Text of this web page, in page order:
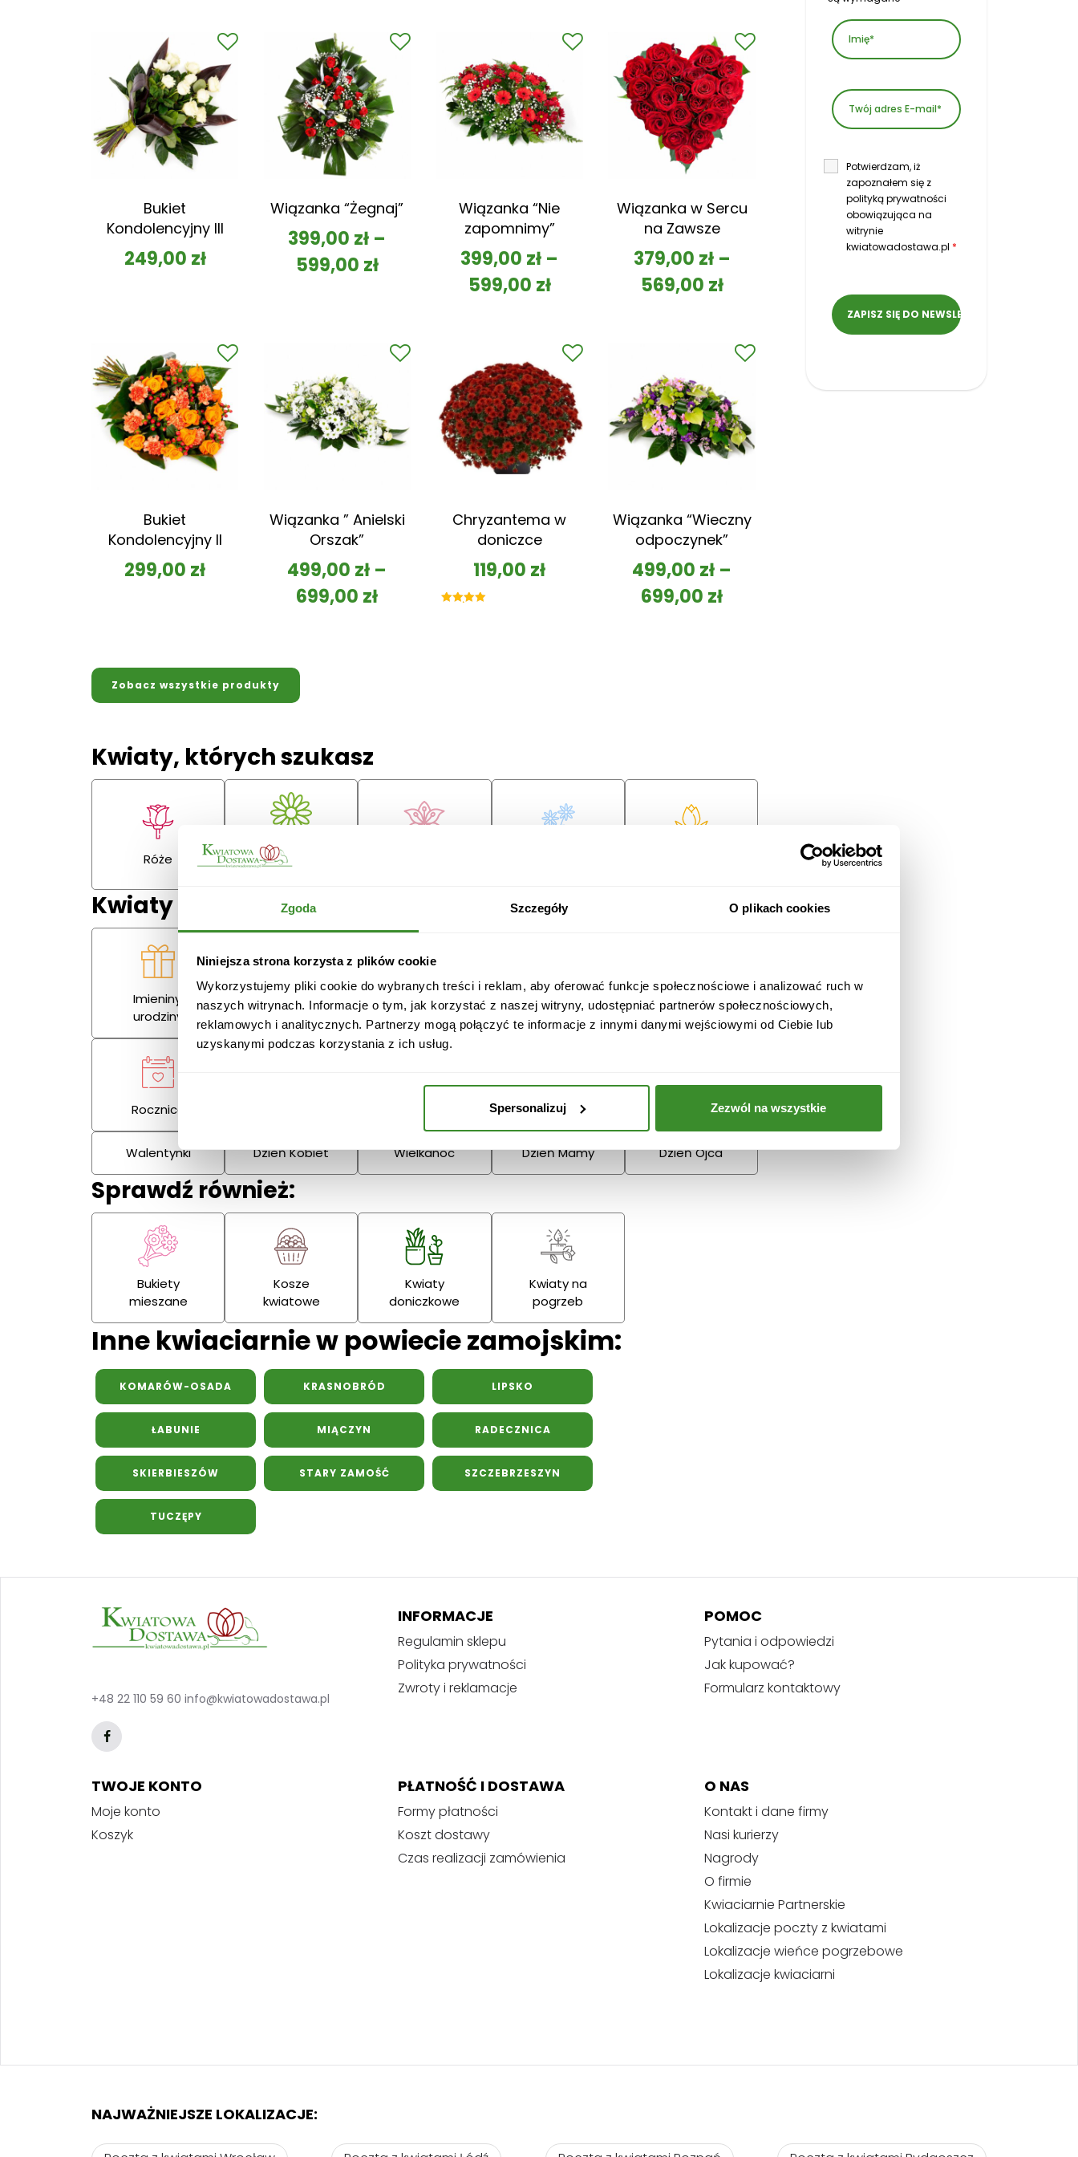
Zgoda Szczegóły O plikach cookies
Niniejsza strona korzysta z plików cookie
Wykorzystujemy pliki cookie do wybranych treści i reklam, aby oferować funkcje społecznościowe i analizować ruch w
naszych witrynach. Informacje o tym, jak korzystać z naszej witryny, udostępniać partnerów społecznościowych,
reklamowych i analitycznych. Partnerzy mogą połączyć te informacje z innymi danymi wejściowymi od Ciebie lub
uzyskanymi podczas korzystania z ich usług.
Spersonalizuj Zezwól na wszystkie
Bukiet
Kondolencyjny III
249,00 zł
Wiązanka “Żegnaj”
399,00 zł –
599,00 zł
Wiązanka “Nie
zapomnimy”
399,00 zł –
599,00 zł
Wiązanka w Sercu
na Zawsze
379,00 zł–
569,00 zł
Bukiet
Kondolencyjny II
299,00 zł
Wiązanka ” Anielski
Orszak”
499,00 zł –
699,00 zł
Chryzantema w
doniczce
119,00 zł
Wiązanka “Wieczny
odpoczynek”
499,00 zł –
699,00 zł
Zobacz wszystkie produkty
Kwiaty, których szukasz
Róże
Gerbery,
goździki
Kwiaty na każdą okazję
Imieniny,
urodziny
Miłość Przeprosiny Gratulacje Ślub
Rocznica
Walentynki Dzień Kobiet Wielkanoc Dzień Mamy Dzień Ojca
Sprawdź również:
Bukiety
mieszane
Kosze
kwiatowe
Kwiaty
doniczkowe
Kwiaty na
pogrzeb
Inne kwiaciarnie w powiecie zamojskim:
KOMARÓW-OSADA KRASNOBRÓD LIPSKO
ŁABUNIE MIĄCZYN RADECZNICA
SKIERBIESZÓW STARY ZAMOŚĆ SZCZEBRZESZYN
TUCZĘPY
Potwierdzam, iż
zapoznałem się z
polityką prywatności
obowiązująca na
witrynie
kwiatowadostawa.pl *
+48 22 110 59 60 info@kwiatowadostawa.pl
INFORMACJE
Regulamin sklepu
Polityka prywatności
Zwroty i reklamacje
POMOC
Pytania i odpowiedzi
Jak kupować?
Formularz kontaktowy
TWOJE KONTO
Moje konto
Koszyk
PŁATNOŚĆ I DOSTAWA
Formy płatności
Koszt dostawy
Czas realizacji zamówienia
O NAS
Kontakt i dane firmy
Nasi kurierzy
Nagrody
O firmie
Kwiaciarnie Partnerskie
Lokalizacje poczty z kwiatami
Lokalizacje wieńce pogrzebowe
Lokalizacje kwiaciarni
NAJWAŻNIEJSZE LOKALIZACJE: